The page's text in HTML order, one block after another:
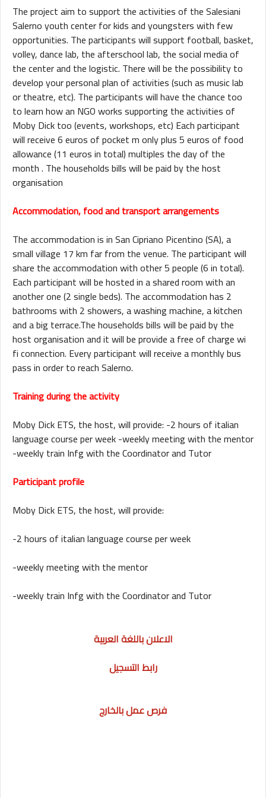
The project aim to support the activities of the Salesiani
Salerno youth center for kids and youngsters with few
opportunities. The participants will support football, basket,
volley, dance lab, the afterschool lab, the social media of
the center and the logistic. There will be the possibility to
develop your personal plan of activities (such as music lab
or theatre, etc). The participants will have the chance too
to learn how an NGO works supporting the activities of
Moby Dick too (events, workshops, etc) Each participant
will receive 6 euros of pocket m only plus 5 euros of food
allowance (11 euros in total) multiples the day of the
month . The households bills will be paid by the host
organisation
Accommodation, food and transport arrangements
The accommodation is in San Cipriano Picentino (SA), a
small village 17 km far from the venue. The participant will
share the accommodation with other 5 people (6 in total).
Each participant will be hosted in a shared room with an
another one (2 single beds). The accommodation has 2
bathrooms with 2 showers, a washing machine, a kitchen
and a big terrace.The households bills will be paid by the
host organisation and it will be provide a free of charge wi
fi connection. Every participant will receive a monthly bus
pass in order to reach Salerno.
Training during the activity
Moby Dick ETS, the host, will provide: -2 hours of italian
language course per week -weekly meeting with the mentor
-weekly train Infg with the Coordinator and Tutor
Participant profile
Moby Dick ETS, the host, will provide:
-2 hours of italian language course per week
-weekly meeting with the mentor
-weekly train Infg with the Coordinator and Tutor
الاعلان باللغة العربية
رابط التسجيل
فرص عمل بالخارج